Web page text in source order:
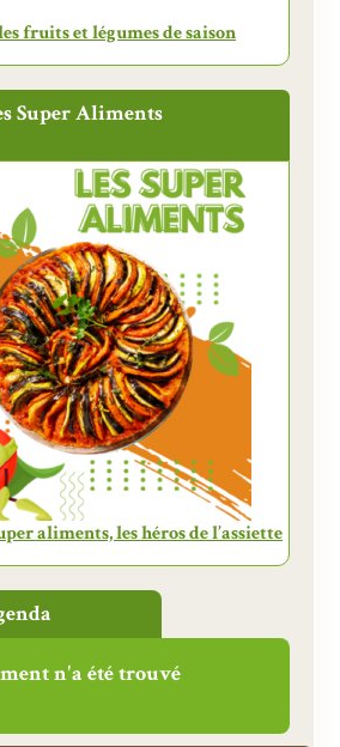
fruits et légumes de saison
Super Aliments
aliments, les héros de l’assiette
n'a été trouvé